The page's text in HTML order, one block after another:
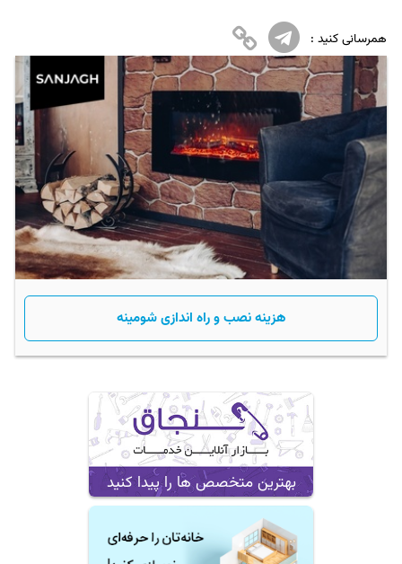
همرسانی کنید :
هزینه نصب و راه اندازی شومینه
بهترین متخصص ها را پیدا کنید